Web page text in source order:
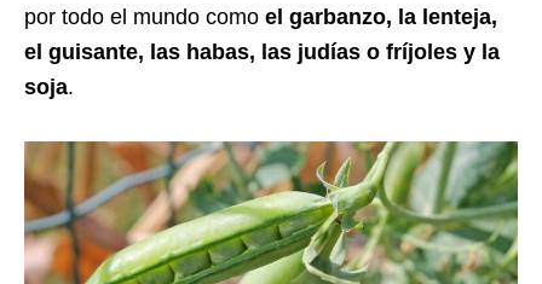
por todo el mundo como el garbanzo, la lenteja,
el guisante, las habas, las judías o fríjoles y la
soja.